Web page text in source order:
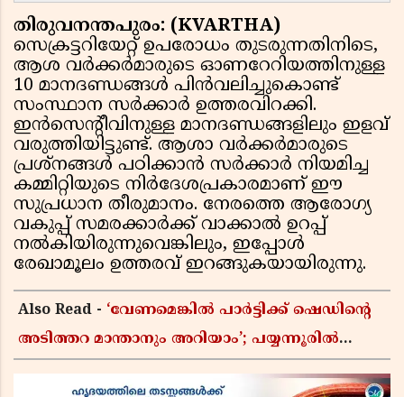
തിരുവനന്തപുരം: (KVARTHA)
സെക്രട്ടറിയേറ്റ് ഉപരോധം തുടരുന്നതിനിടെ,
ആശ വർക്കർമാരുടെ ഓണറേറിയത്തിനുള്ള
10 മാനദണ്ഡങ്ങൾ പിൻവലിച്ചുകൊണ്ട്
സംസ്ഥാന സർക്കാർ ഉത്തരവിറക്കി.
ഇൻസെന്റീവിനുള്ള മാനദണ്ഡങ്ങളിലും ഇളവ്
വരുത്തിയിട്ടുണ്ട്. ആശാ വർക്കർമാരുടെ
പ്രശ്നങ്ങൾ പഠിക്കാൻ സർക്കാർ നിയമിച്ച
കമ്മിറ്റിയുടെ നിർദേശപ്രകാരമാണ് ഈ
സുപ്രധാന തീരുമാനം. നേരത്തെ ആരോഗ്യ
വകുപ്പ് സമരക്കാർക്ക് വാക്കാൽ ഉറപ്പ്
നൽകിയിരുന്നുവെങ്കിലും, ഇപ്പോൾ
രേഖാമൂലം ഉത്തരവ് ഇറങ്ങുകയായിരുന്നു.
Also Read - ‘വേണമെങ്കിൽ പാർട്ടിക്ക് ഷെഡിൻ്റെ
അടിത്തറ മാന്താനും അറിയാം’; പയ്യന്നൂരിൽ